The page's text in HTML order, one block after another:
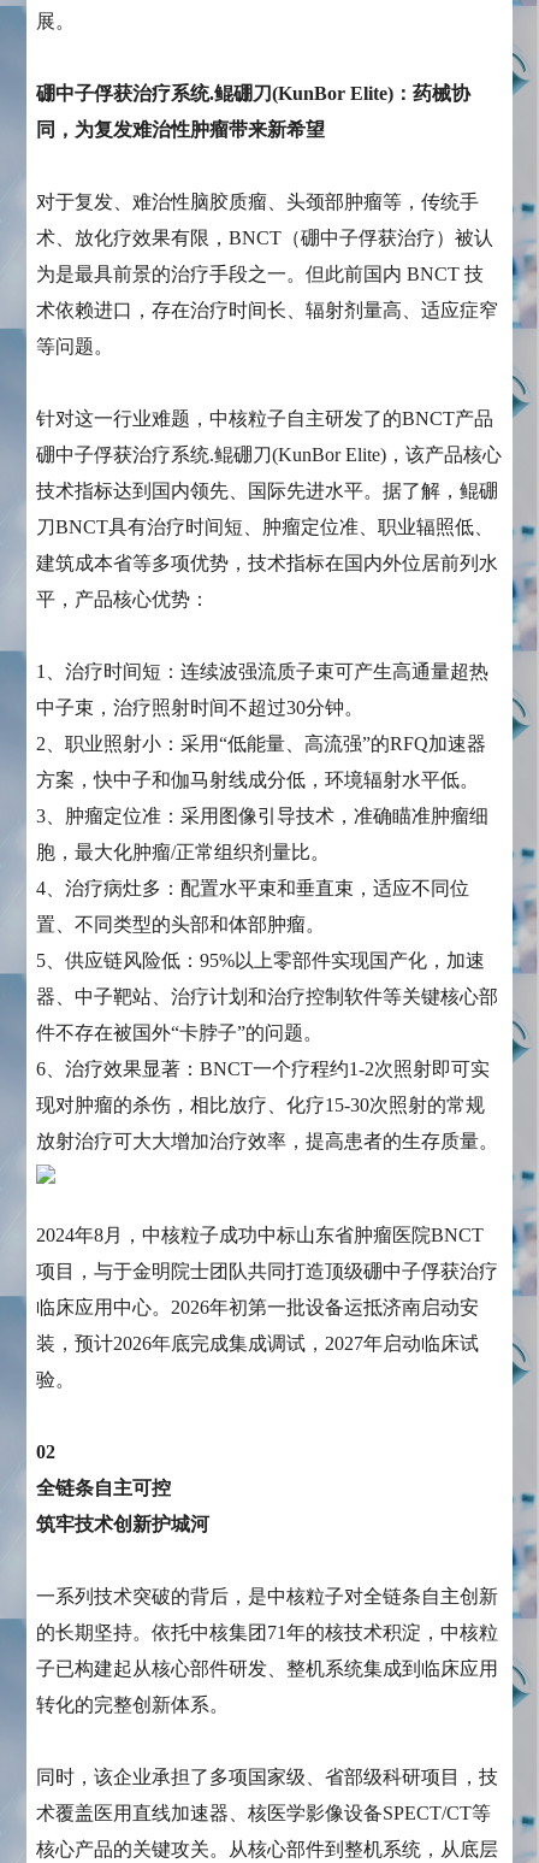
展。
硼中子俘获治疗系统.鲲硼刀(KunBor Elite)：药械协
同，为复发难治性肿瘤带来新希望
对于复发、难治性脑胶质瘤、头颈部肿瘤等，传统手
术、放化疗效果有限，BNCT（硼中子俘获治疗）被认
为是最具前景的治疗手段之一。但此前国内 BNCT 技
术依赖进口，存在治疗时间长、辐射剂量高、适应症窄
等问题。
针对这一行业难题，中核粒子自主研发了的BNCT产品
硼中子俘获治疗系统.鲲硼刀(KunBor Elite)，该产品核心
技术指标达到国内领先、国际先进水平。据了解，鲲硼
刀BNCT具有治疗时间短、肿瘤定位准、职业辐照低、
建筑成本省等多项优势，技术指标在国内外位居前列水
平，产品核心优势：
1、治疗时间短：连续波强流质子束可产生高通量超热
中子束，治疗照射时间不超过30分钟。
2、职业照射小：采用“低能量、高流强”的RFQ加速器
方案，快中子和伽马射线成分低，环境辐射水平低。
3、肿瘤定位准：采用图像引导技术，准确瞄准肿瘤细
胞，最大化肿瘤/正常组织剂量比。
4、治疗病灶多：配置水平束和垂直束，适应不同位
置、不同类型的头部和体部肿瘤。
5、供应链风险低：95%以上零部件实现国产化，加速
器、中子靶站、治疗计划和治疗控制软件等关键核心部
件不存在被国外“卡脖子”的问题。
6、治疗效果显著：BNCT一个疗程约1-2次照射即可实
现对肿瘤的杀伤，相比放疗、化疗15-30次照射的常规
放射治疗可大大增加治疗效率，提高患者的生存质量。
2024年8月，中核粒子成功中标山东省肿瘤医院BNCT
项目，与于金明院士团队共同打造顶级硼中子俘获治疗
临床应用中心。2026年初第一批设备运抵济南启动安
装，预计2026年底完成集成调试，2027年启动临床试
验。
02
全链条自主可控
筑牢技术创新护城河
一系列技术突破的背后，是中核粒子对全链条自主创新
的长期坚持。依托中核集团71年的核技术积淀，中核粒
子已构建起从核心部件研发、整机系统集成到临床应用
转化的完整创新体系。
同时，该企业承担了多项国家级、省部级科研项目，技
术覆盖医用直线加速器、核医学影像设备SPECT/CT等
核心产品的关键攻关。从核心部件到整机系统，从底层